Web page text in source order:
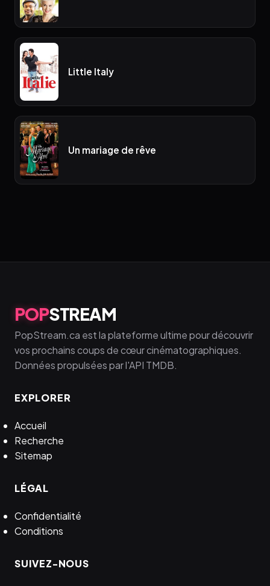
Little Italy
Un mariage de rêve
POPSTREAM
PopStream.ca est la plateforme ultime pour découvrir
vos prochains coups de cœur cinématographiques.
Données propulsées par l'API TMDB.
EXPLORER
Accueil
Recherche
Sitemap
LÉGAL
Confidentialité
Conditions
SUIVEZ-NOUS